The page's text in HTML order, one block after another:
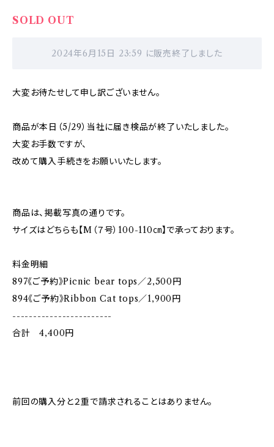
SOLD OUT
2024年6月15日 23:59 に販売終了しました
大変お待たせして申し訳ございません。
商品が本日（5/29）当社に届き検品が終了いたしました。
大変お手数ですが、
改めて購入手続きをお願いいたします。
商品は、掲載写真の通りです。
サイズはどちらも【M（７号）100-110㎝】で承っております。
料金明細
897《ご予約》Picnic bear tops／2,500円
894《ご予約》Ribbon Cat tops／1,900円
------------------------
合計 4,400円
前回の購入分と２重で請求されることはありません。